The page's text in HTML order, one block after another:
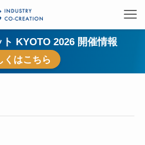
ト KYOTO 2026 開催情報
くはこちら